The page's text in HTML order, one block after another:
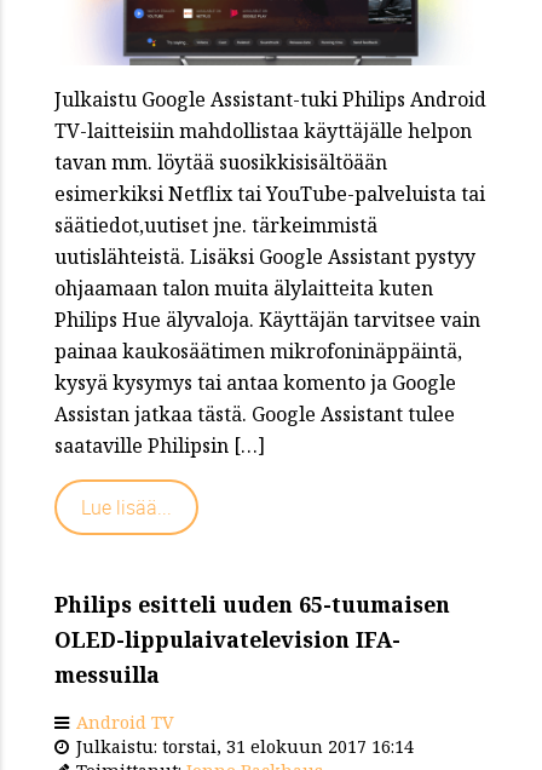
Julkaistu Google Assistant-tuki Philips Android
TV-laitteisiin mahdollistaa käyttäjälle helpon
tavan mm. löytää suosikkisisältöään
esimerkiksi Netflix tai YouTube-palveluista tai
säätiedot,uutiset jne. tärkeimmistä
uutislähteistä. Lisäksi Google Assistant pystyy
ohjaamaan talon muita älylaitteita kuten
Philips Hue älyvaloja. Käyttäjän tarvitsee vain
painaa kaukosäätimen mikrofoninäppäintä,
kysyä kysymys tai antaa komento ja Google
Assistan jatkaa tästä. Google Assistant tulee
saataville Philipsin […]
Lue lisää...
Philips esitteli uuden 65-tuumaisen
OLED-lippulaivatelevision IFA-
messuilla
Android TV
Julkaistu: torstai, 31 elokuun 2017 16:14